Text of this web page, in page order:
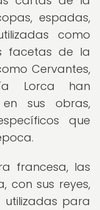
espadas,
como
facetas de la
Cervantes,
Lorca han
sus obras,
que
francesa, las
con sus reyes,
utilizadas para